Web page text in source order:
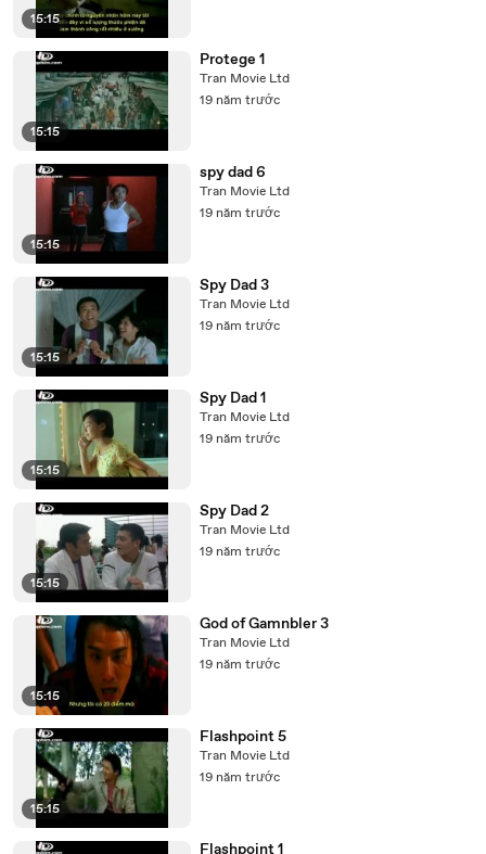
15:15
15:15
Protege 1
Tran Movie Ltd
19 năm trước
15:15
spy dad 6
Tran Movie Ltd
19 năm trước
15:15
Spy Dad 3
Tran Movie Ltd
19 năm trước
15:15
Spy Dad 1
Tran Movie Ltd
19 năm trước
15:15
Spy Dad 2
Tran Movie Ltd
19 năm trước
15:15
God of Gamnbler 3
Tran Movie Ltd
19 năm trước
15:15
Flashpoint 5
Tran Movie Ltd
19 năm trước
Flashpoint 1